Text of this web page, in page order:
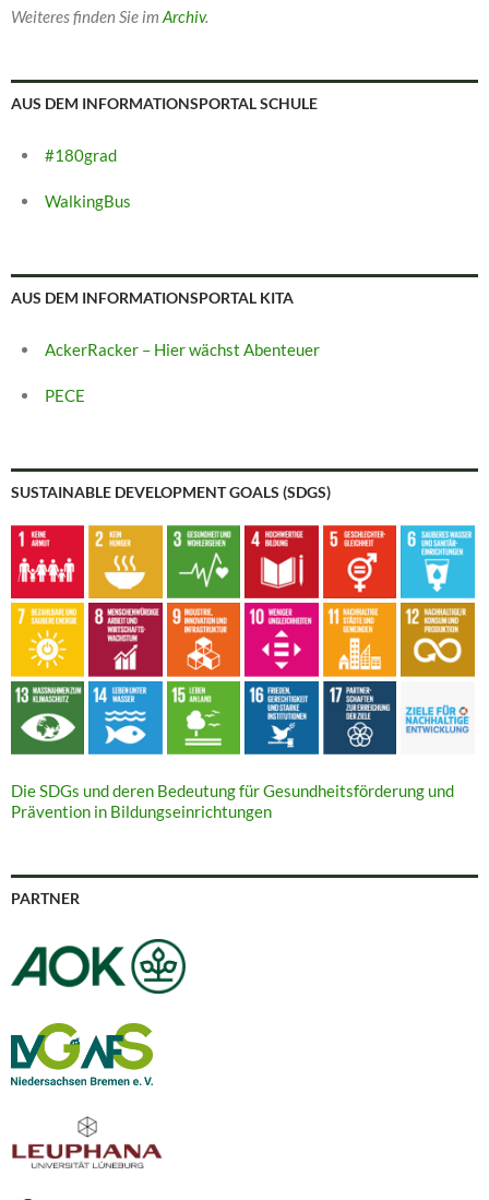
Weiteres finden Sie im Archiv.
AUS DEM INFORMATIONSPORTAL SCHULE
#180grad
WalkingBus
AUS DEM INFORMATIONSPORTAL KITA
AckerRacker – Hier wächst Abenteuer
PECE
SUSTAINABLE DEVELOPMENT GOALS (SDGS)
Die SDGs und deren Bedeutung für Gesundheitsförderung und
Prävention in Bildungseinrichtungen
PARTNER